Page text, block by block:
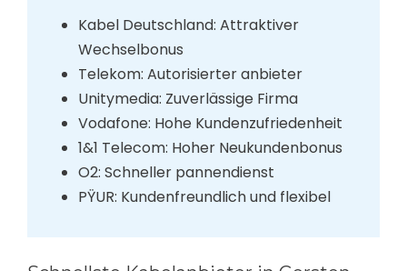
Kabel Deutschland: Attraktiver
Wechselbonus
Telekom: Autorisierter anbieter
Unitymedia: Zuverlässige Firma
Vodafone: Hohe Kundenzufriedenheit
1&1 Telecom: Hoher Neukundenbonus
O2: Schneller pannendienst
PŸUR: Kundenfreundlich und flexibel